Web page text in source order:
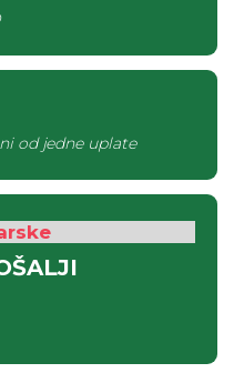
od jedne uplate